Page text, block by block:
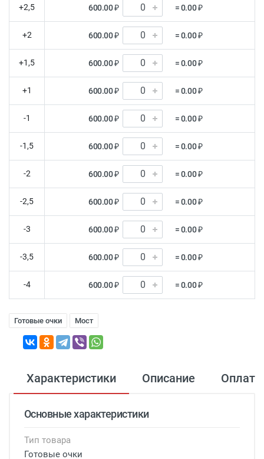
+2,5 600.00 ₽ = 0.00 ₽
+2 600.00 ₽ = 0.00 ₽
+1,5 600.00 ₽ = 0.00 ₽
+1 600.00 ₽ = 0.00 ₽
-1 600.00 ₽ = 0.00 ₽
-1,5 600.00 ₽ = 0.00 ₽
-2 600.00 ₽ = 0.00 ₽
-2,5 600.00 ₽ = 0.00 ₽
-3 600.00 ₽ = 0.00 ₽
-3,5 600.00 ₽ = 0.00 ₽
-4 600.00 ₽ = 0.00 ₽
Готовые очки Мост
Характеристики Описание Оплата
Основные характеристики
Тип товара
Готовые очки